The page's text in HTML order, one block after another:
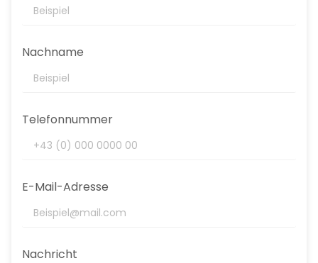
Nachname
Telefonnummer
E-Mail-Adresse
Nachricht